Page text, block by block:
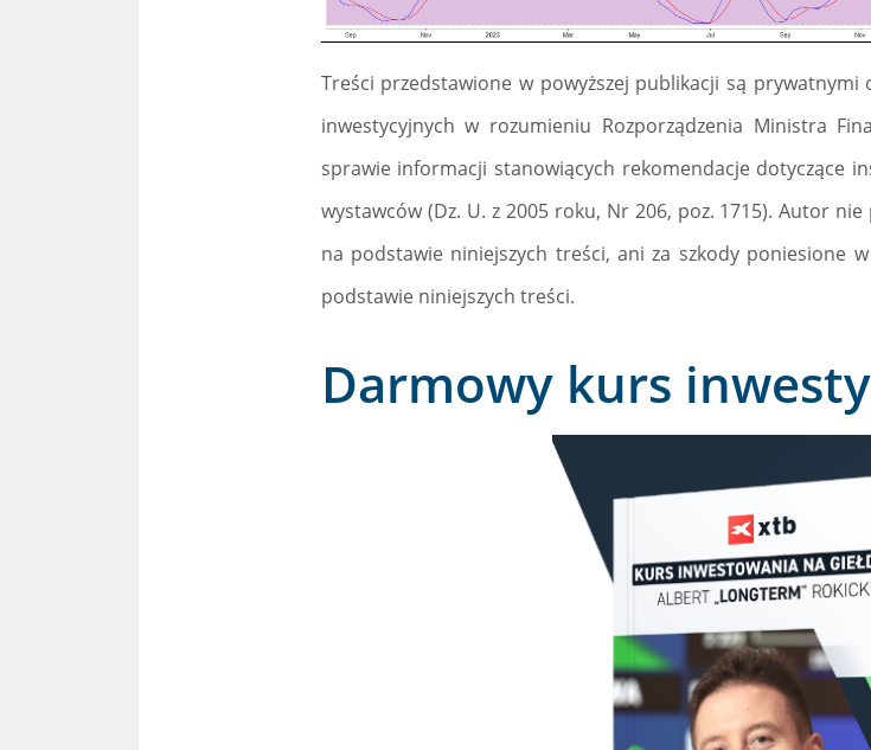
Treści przedstawione w powyższej publikacji są
inwestycyjnych w rozumieniu Rozporządzenia Ministra
sprawie informacji stanowiących rekomendacje dotyczące
wystawców (Dz. U. z 2005 roku, Nr 206, poz. 1715). Autor
na podstawie niniejszych treści, ani za szkody poniesione
podstawie niniejszych treści.
Darmowy kurs